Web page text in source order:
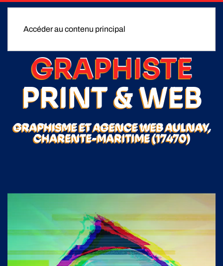
Accéder au contenu principal
GRAPHISTE
PRINT & WEB
GRAPHISME ET AGENCE WEB AULNAY,
CHARENTE-MARITIME (17470)